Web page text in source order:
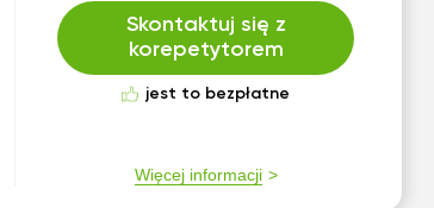
Skontaktuj się z
korepetytorem
jest to bezpłatne
Więcej informacji